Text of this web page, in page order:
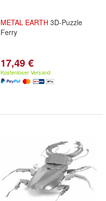
METAL EARTH 3D-Puzzle
Ferry
17,49 €
Kostenloser Versand